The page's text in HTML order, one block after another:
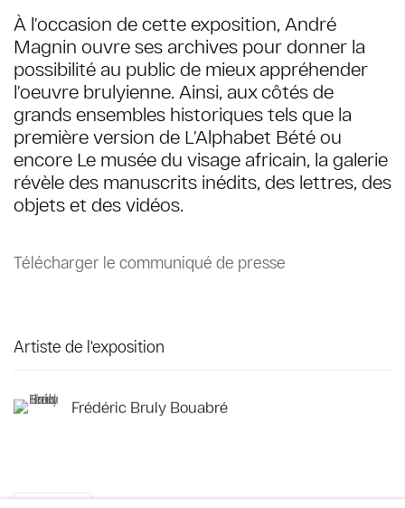
À l’occasion de cette exposition, André
Magnin ouvre ses archives pour donner la
possibilité au public de mieux appréhender
l’oeuvre brulyienne. Ainsi, aux côtés de
grands ensembles historiques tels que la
première version de L’Alphabet Bété ou
encore Le musée du visage africain, la galerie
révèle des manuscrits inédits, des lettres, des
objets et des vidéos.
Télécharger le communiqué de presse
Artiste de l'exposition
Frédéric Bruly Bouabré